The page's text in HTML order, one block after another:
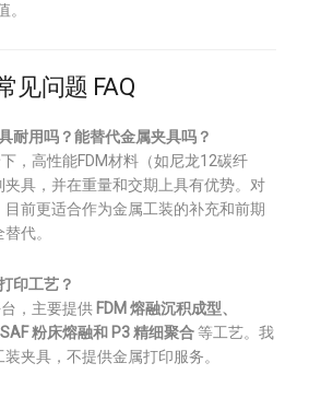
。
见问题 FAQ
耐用吗？能替代金属夹具吗？
，高性能FDM材料（如尼龙12碳纤
具，并在重量和交期上具有优势。对
前更适合作为金属工装的补充和前期
代。
印工艺？
，主要提供 FDM 熔融沉积成型、
粉床熔融和 P3 精细聚合等工艺。我
夹具，不提供金属打印服务。